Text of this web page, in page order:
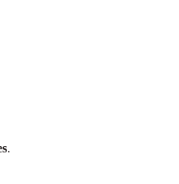
.